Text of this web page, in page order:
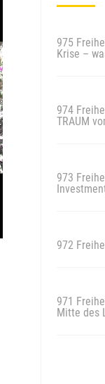
975
Krise –
974
TRAUM
973
972
971
Mitte des